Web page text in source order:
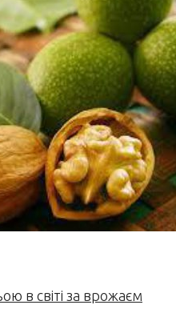
в світі за врожаєм